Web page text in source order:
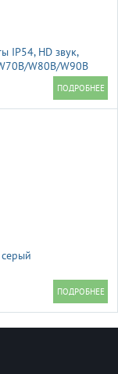
IP54, HD звук,
W80B/W90B